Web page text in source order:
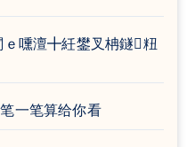
ｅ嚑澶╋紝鐢叉柟鐩粈
一笔算给你看